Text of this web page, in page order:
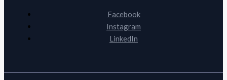
Facebook
Instagram
LinkedIn